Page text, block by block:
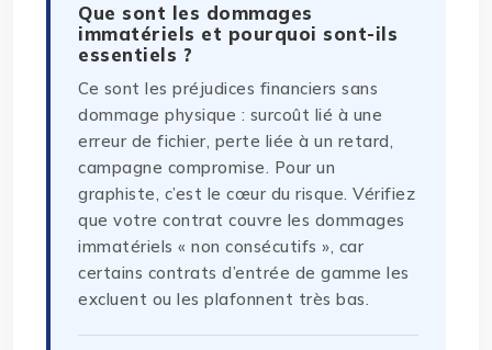
Que sont les dommages
immatériels et pourquoi sont-ils
essentiels ?
Ce sont les préjudices financiers sans
dommage physique : surcoût lié à une
erreur de fichier, perte liée à un retard,
campagne compromise. Pour un
graphiste, c’est le cœur du risque. Vérifiez
que votre contrat couvre les dommages
immatériels « non consécutifs », car
certains contrats d’entrée de gamme les
excluent ou les plafonnent très bas.